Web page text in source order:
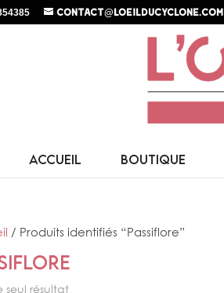
contact@loeilducyclone.com
ACCUEIL BOUTIQUE
/ Produits identifiés “Passiflore”
seul résultat